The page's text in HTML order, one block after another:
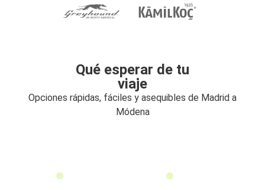
Qué esperar de tu
viaje
Opciones rápidas, fáciles y asequibles de Madrid a
Módena